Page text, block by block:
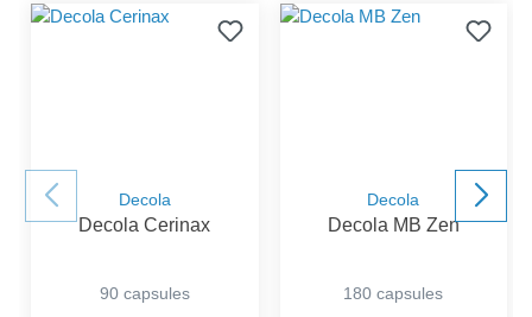
Decola
Decola Cerinax
90 capsules
Decola
Decola MB Zen
180 capsules